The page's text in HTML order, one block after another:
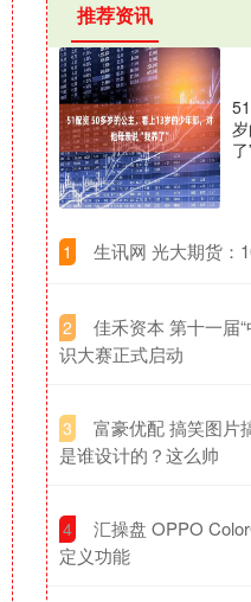
推荐资讯
了
1 生讯网 光大期货：
2
佳禾资本 第十一届
识大赛正式启动
3
富豪优配 搞笑图片
是谁设计的？这么帅
4
汇操盘 OPPO
定义功能